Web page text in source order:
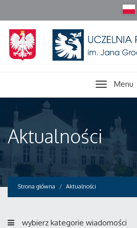
Menu
Aktualności
Strona główna Aktualności
wybierz kategorie wiadomości